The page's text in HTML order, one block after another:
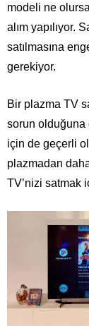
modeli ne
alım yapılıyor.
satılmasına
gerekiyor.
Bir plazma TV
sorun olduğuna
için de geçerli
plazmadan
TV’nizi satmak